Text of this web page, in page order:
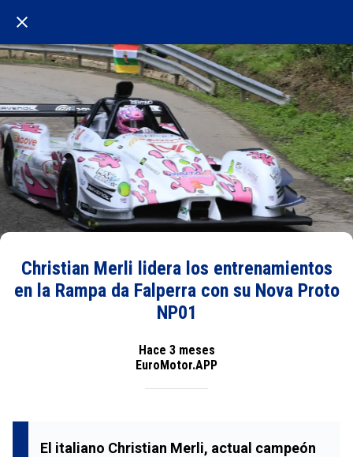
Christian Merli lidera los entrenamientos
en la Rampa da Falperra con su Nova Proto
NP01
Hace 3 meses
EuroMotor.APP
El italiano Christian Merli, actual campeón